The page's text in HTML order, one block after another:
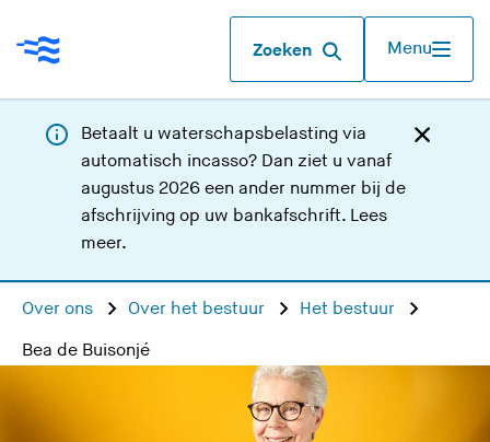
Zoeken Menu
Betaalt u waterschapsbelasting via
automatisch incasso? Dan ziet u vanaf
augustus 2026 een ander nummer bij de
afschrijving op uw bankafschrift. Lees
meer.
Over ons Over het bestuur
Het bestuur
Bea de Buisonjé